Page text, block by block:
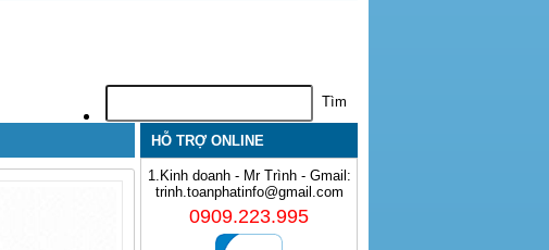
HỖ TRỢ ONLINE
1.Kinh doanh - Mr Trình - Gmail:
trinh.toanphatinfo@gmail.com
0909.223.995